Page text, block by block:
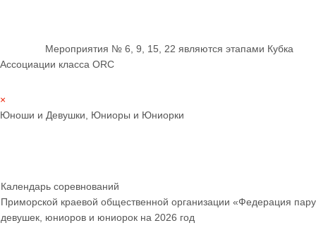
Мероприятия № 6, 9, 15, 22 являются этапами Кубка
Ассоциации класса ORC
×
Юноши и Девушки, Юниоры и Юниорки
Календарь соревнований
Приморской краевой общественной организации «Федерация
девушек, юниоров и юниорок на 2026 год